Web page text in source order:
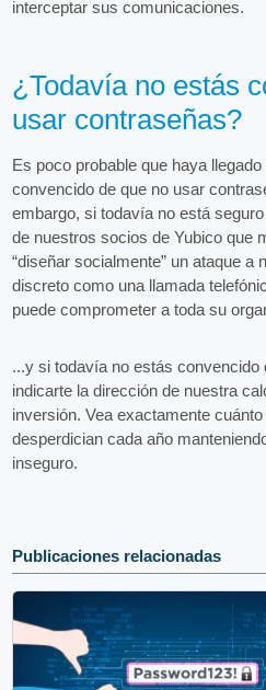
interceptar sus comunicaciones.
¿Todavía no estás
usar contraseñas?
Es poco probable que haya
convencido de que no usar
embargo, si todavía no está
de nuestros socios de Yubico que
“diseñar socialmente” un ataque a
discreto como una llamada
puede comprometer a toda su
...y si todavía no estás convencido
indicarte la dirección de nuestra
inversión. Vea exactamente
desperdician cada año
inseguro.
Publicaciones relacionadas